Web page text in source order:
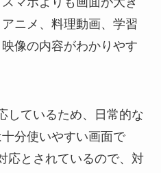
ニメ、料理動画、学習
像の内容がわかりやす
しているため、日常的な
分使いやすい画面で
応とされているので、対